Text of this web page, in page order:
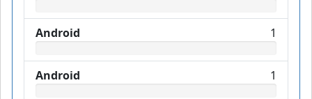
Android 1
Android 1